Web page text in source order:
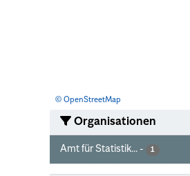
© OpenStreetMap
Organisationen
Amt für Statistik... - 1